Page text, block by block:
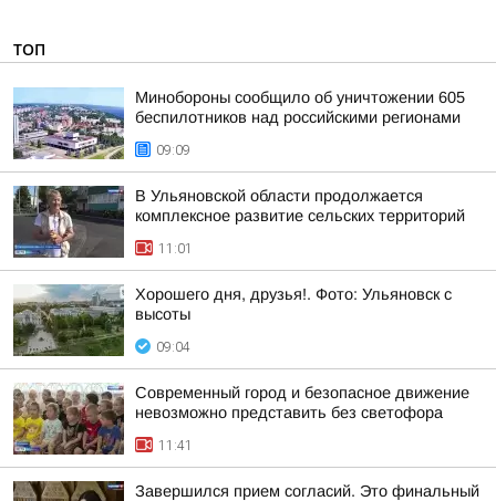
ТОП
Минобороны сообщило об уничтожении 605
беспилотников над российскими регионами
09:09
В Ульяновской области продолжается
комплексное развитие сельских территорий
11:01
Хорошего дня, друзья!. Фото: Ульяновск с
высоты
09:04
Современный город и безопасное движение
невозможно представить без светофора
11:41
Завершился прием согласий. Это финальный